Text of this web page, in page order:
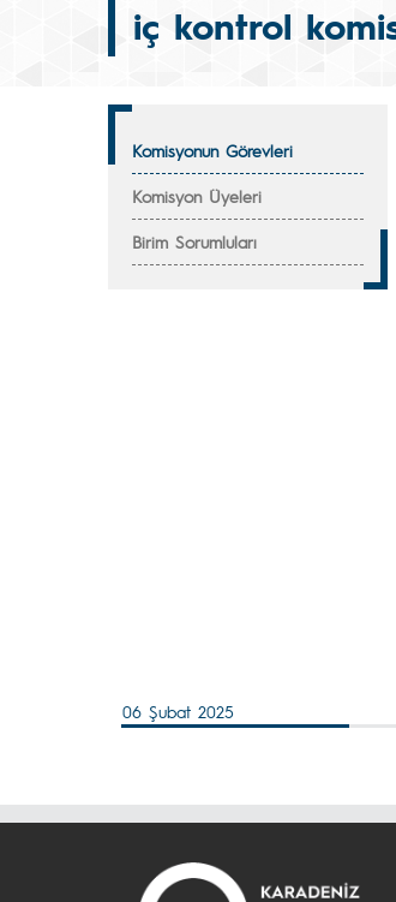
iç kontrol
Komisyonun Görevleri
Komisyon Üyeleri
Birim Sorumluları
06 Şubat 2025